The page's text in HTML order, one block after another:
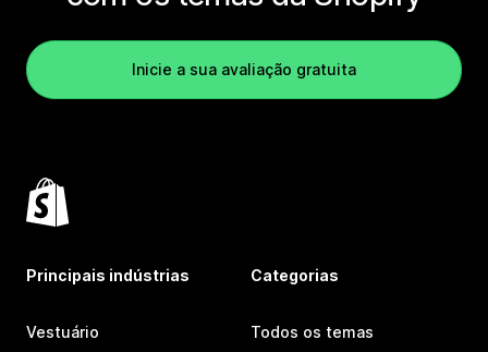
Inicie a sua avaliação gratuita
Principais indústrias
Vestuário
Categorias
Todos os temas